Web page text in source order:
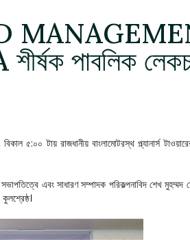
পাবলিক
৫:০০ টায় রাজধানীয় বাংলামোটরস্থ প্ল্যানার্স
এবং সাধারণ সম্পাদক পরিকল্পনাবিদ শেখ মুহম্মদ